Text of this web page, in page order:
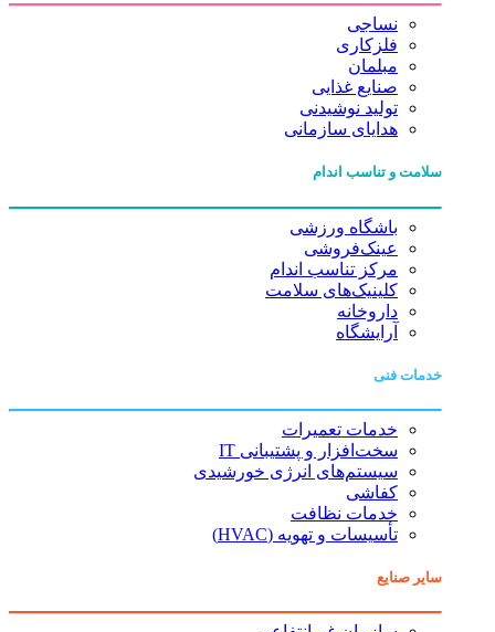
نساجی
فلزکاری
مبلمان
صنایع غذایی
تولید نوشیدنی
هدایای سازمانی
سلامت و تناسب اندام
باشگاه ورزشی
عینک‌فروشی
مرکز تناسب اندام
کلینیک‌های سلامت
داروخانه
آرایشگاه
خدمات فنی
خدمات تعمیرات
سخت‌افزار و پشتیبانی IT
سیستم‌های انرژی خورشیدی
کفاشی
خدمات نظافت
تأسیسات و تهویه (HVAC)
سایر صنایع